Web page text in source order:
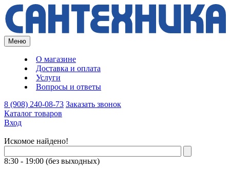
Меню
О магазине
Доставка и оплата
Услуги
Вопросы и ответы
8 (908) 240-08-73 Заказать звонок
Каталог товаров
Вход
Искомое найдено!
8:30 - 19:00 (без выходных)